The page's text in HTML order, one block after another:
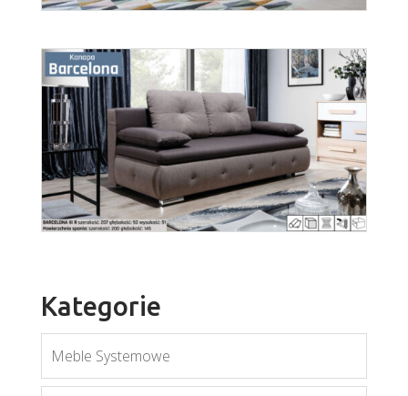
Stilo
Więcej
Barcelona
Więcej
Kategorie
Meble Systemowe